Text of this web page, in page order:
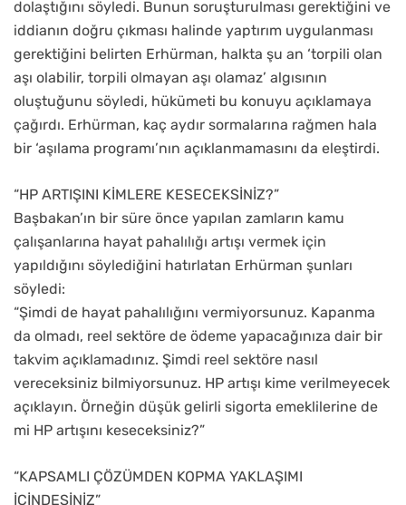
dolaştığını söyledi. Bunun soruşturulması gerektiğini ve
iddianın doğru çıkması halinde yaptırım uygulanması
gerektiğini belirten Erhürman, halkta şu an ‘torpili olan
aşı olabilir, torpili olmayan aşı olamaz’ algısının
oluştuğunu söyledi, hükümeti bu konuyu açıklamaya
çağırdı. Erhürman, kaç aydır sormalarına rağmen hala
bir ‘aşılama programı’nın açıklanmamasını da eleştirdi.
“HP ARTIŞINI KİMLERE KESECEKSİNİZ?”
Başbakan’ın bir süre önce yapılan zamların kamu
çalışanlarına hayat pahalılığı artışı vermek için
yapıldığını söylediğini hatırlatan Erhürman şunları
söyledi:
“Şimdi de hayat pahalılığını vermiyorsunuz. Kapanma
da olmadı, reel sektöre de ödeme yapacağınıza dair bir
takvim açıklamadınız. Şimdi reel sektöre nasıl
vereceksiniz bilmiyorsunuz. HP artışı kime verilmeyecek
açıklayın. Örneğin düşük gelirli sigorta emeklilerine de
mi HP artışını keseceksiniz?”
“KAPSAMLI ÇÖZÜMDEN KOPMA YAKLAŞIMI
İÇİNDESİNİZ”